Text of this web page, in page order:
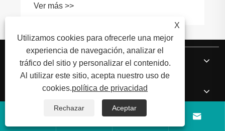
Ver más >>
Sobre nosotros
Productos
 
X
Utilizamos cookies para ofrecerle una mejor
experiencia de navegación, analizar el
tráfico del sitio y personalizar el contenido.
Al utilizar este sitio, acepta nuestro uso de
cookies.política de privacidad
Rechazar Aceptar